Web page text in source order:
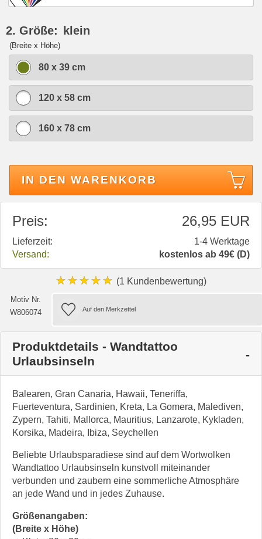
2. Größe: klein
(Breite x Höhe)
80 x 39 cm
120 x 58 cm
160 x 78 cm
IN DEN WARENKORB
Preis: 26,95 EUR
Lieferzeit:
1-4 Werktage
Versand:
kostenlos ab 49€ (D)
★★★★★ (1 Kundenbewertung)
Motiv Nr.
W806074
Produktdetails - Wandtattoo
Urlaubsinseln
Balearen, Gran Canaria, Hawaii, Teneriffa,
Fuerteventura, Sardinien, Kreta, La Gomera, Malediven,
Zypern, Tahiti, Mallorca, Mauritius, Lanzarote, Kykladen,
Korsika, Madeira, Ibiza, Seychellen
Beliebte Urlaubsparadiese sind auf dem Wortwolken
Wandtattoo Urlaubsinseln kunstvoll miteinander
verbunden und zaubern eine sommerliche Atmosphäre
an jede Wand und in jedes Zuhause.
Größenangaben:
(Breite x Höhe)